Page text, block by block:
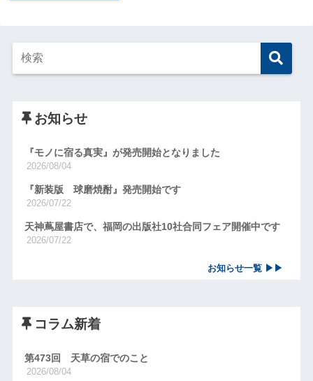
お知らせ
『モノに宿る真実』が発売開始となりました
2026/08/04
『新装版 球磨焼酎』発売開始です
2026/07/22
天神蔦屋書店で、福岡の出版社10社合同フェア開催中です
2026/07/22
お知らせ一覧 ▶▶
コラム新着
第473回 天草の宿でのこと
2026/08/04